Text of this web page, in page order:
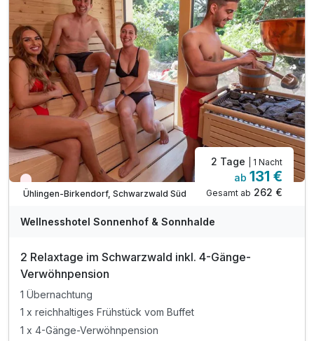
inkl. Kaffee / Tee auf dem Zimmer
inkl. Nutzung ÖPNV
Bei Buchung eines DZ Komfort erhalten Sie
nach Verfügbarkeit, ein Upgrade
inkl. Spätabreise
Wieder frei ab November
Ühlingen-Birkendorf, Schwarzwald Süd
2 Tage | 1 Nacht
ab 131 €
Gesamt ab 262 €
Wellnesshotel Sonnenhof & Sonnhalde
2 Relaxtage im Schwarzwald inkl. 4-Gänge-
Verwöhnpension
1 Übernachtung
1 x reichhaltiges Frühstück vom Buffet
1 x 4-Gänge-Verwöhnpension